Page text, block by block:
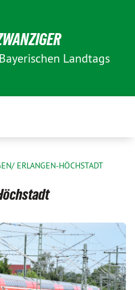
Landtags
ERLANGEN-HÖCHSTADT